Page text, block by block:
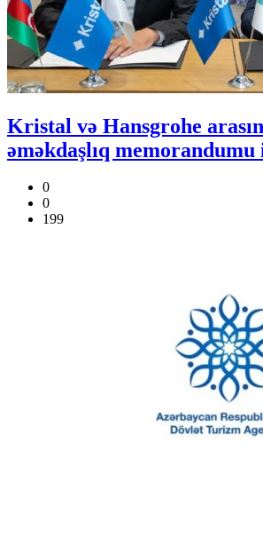
Kristal və Hansgrohe
əməkdaşlıq memorandumu
0
0
199